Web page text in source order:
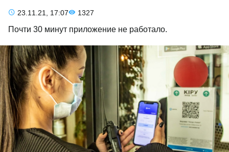
23.11.21, 17:07 1327
Почти 30 минут приложение не работало.